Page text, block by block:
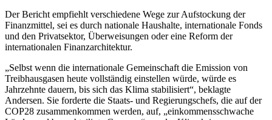
Der Bericht empfiehlt verschiedene Wege zur Aufstockung der
Finanzmittel, sei es durch nationale Haushalte, internationale Fonds
und den Privatsektor, Überweisungen oder eine Reform der
internationalen Finanzarchitektur.
„Selbst wenn die internationale Gemeinschaft die Emission von
Treibhausgasen heute vollständig einstellen würde, würde es
Jahrzehnte dauern, bis sich das Klima stabilisiert“, beklagte
Andersen. Sie forderte die Staats- und Regierungschefs, die auf der
COP28 zusammenkommen werden, auf, „einkommensschwache